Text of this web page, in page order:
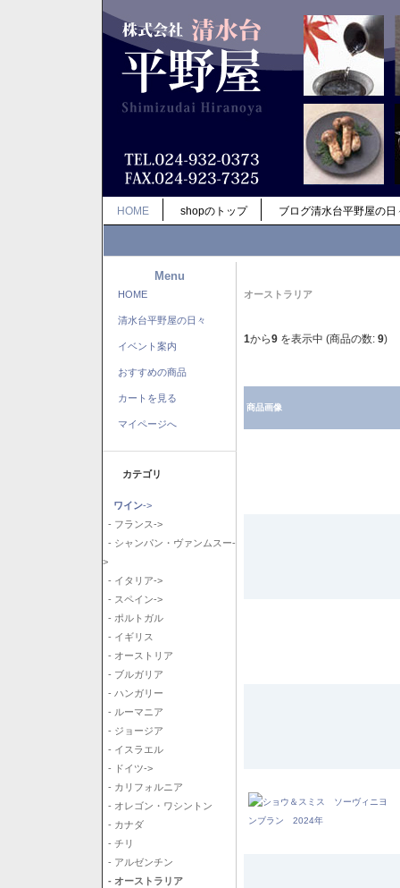
HOME shopのトップ ブログ清水台平野屋の日
Menu
HOME
清水台平野屋の日々
イベント案内
おすすめの商品
カートを見る
マイページへ
カテゴリ
ワイン->
- フランス->
- シャンパン・ヴァンムスー-
>
- イタリア->
- スペイン->
- ポルトガル
- イギリス
- オーストリア
- ブルガリア
- ハンガリー
- ルーマニア
- ジョージア
- イスラエル
- ドイツ->
- カリフォルニア
- オレゴン・ワシントン
- カナダ
- チリ
- アルゼンチン
- オーストラリア
オーストラリア
1から9 を表示中 (商品の数: 9)
商品画像